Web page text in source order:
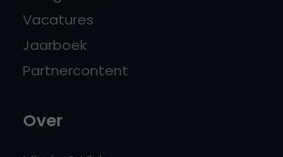
Vacatures
Jaarboek
Partnercontent
Over